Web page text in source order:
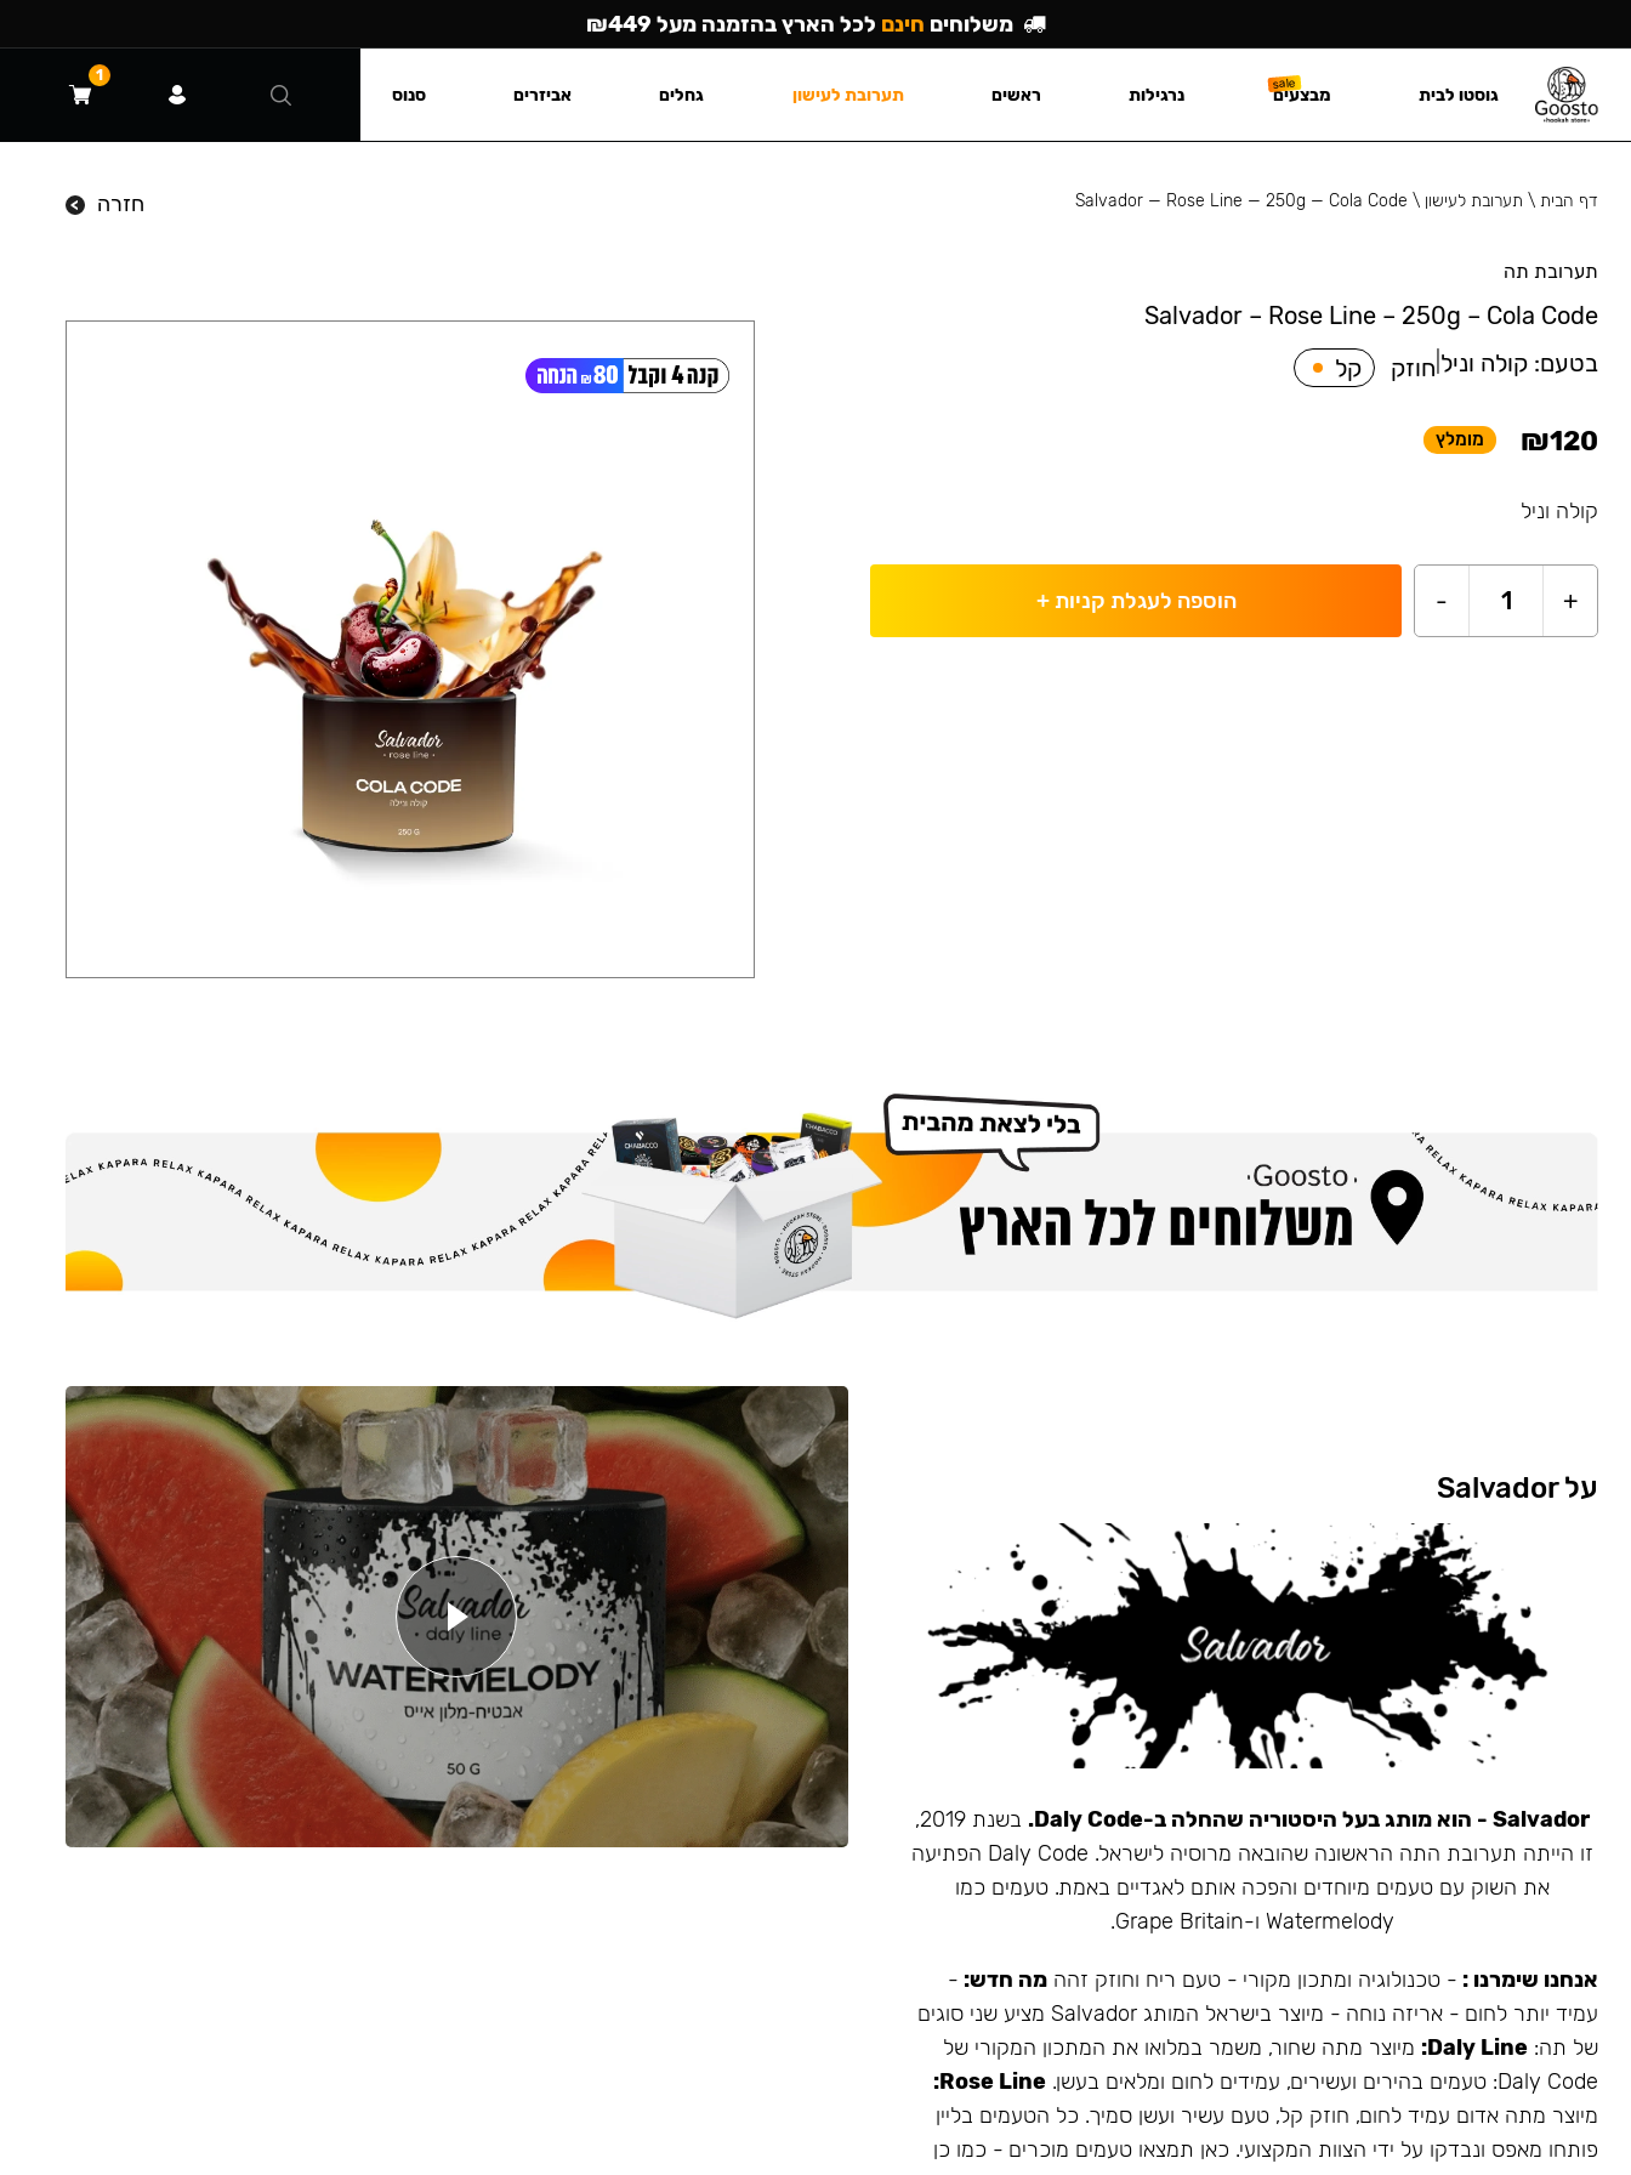
דף הבית\ תערובת לעישון \
Salvador — Rose Line — 250g — Cola Code חזרה
תערובת תה
Salvador – Rose Line – 250g – Cola Code
בטעם: קולה וניל חוזק קל
₪120 מומלץ
קולה וניל
+
1
- הוספה לעגלת קניות+
על Salvador
Salvador - הוא מותג בעל היסטוריה שהחלה ב-Daly Code.
בשנת 2019,
זו הייתה תערובת התה הראשונה שהובאה מרוסיה לישראל. Daly Code הפתיעה
את השוק עם טעמים מיוחדים והפכה אותם לאגדיים באמת. טעמים כמו
Watermelody ו-Grape Britain.
אנחנו שימרנו : - טכנולוגיה ומתכון מקורי - טעם ריח וחוזק זהה מה חדש: -
עמיד יותר לחום - אריזה נוחה - מיוצר בישראל המותג Salvador מציע שני סוגים
של תה: Daly Line: מיוצר מתה שחור, משמר במלואו את המתכון המקורי של
Daly Code: טעמים בהירים ועשירים, עמידים לחום ומלאים בעשן.
Rose Line:
מיוצר מתה אדום עמיד לחום, חוזק קל, טעם עשיר ועשן סמיך. כל הטעמים בליין
פותחו מאפס ונבדקו על ידי הצוות המקצועי. כאן תמצאו טעמים מוכרים - כמו כן
משלוחים חינם לכל הארץ בהזמנה מעל ₪449
גוסטו לבית מבצעים נרגילות ראשים תערובת לעישון גחלים אביזרים סנוס
1